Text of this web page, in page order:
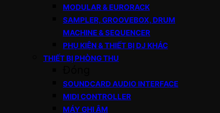
MODULAR & EURORACK
SAMPLER, GROOVEBOX, DRUM
MACHINE & SEQUENCER
PHỤ KIỆN & THIẾT BỊ DJ KHÁC
THIẾT BỊ PHÒNG THU
SOUNDCARD AUDIO INTERFACE
MIDI CONTROLLER
MÁY GHI ÂM